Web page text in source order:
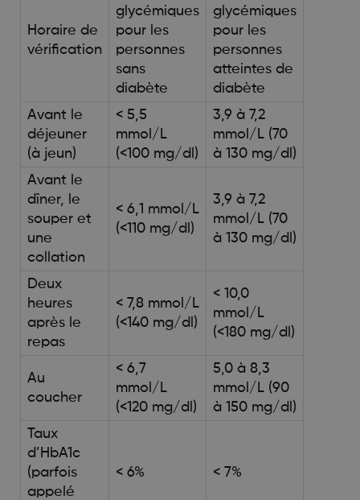
Horaire de
vérification
glycémiques
pour les
personnes
sans
diabète
glycémiques
pour les
personnes
atteintes de
diabète
Avant le
déjeuner
(à jeun)
< 5,5
mmol/L
(<100 mg/dl)
3,9 à 7,2
mmol/L (70
à 130 mg/dl)
Avant le
dîner, le
souper et
une
collation
< 6,1 mmol/L
(<110 mg/dl)
3,9 à 7,2
mmol/L (70
à 130 mg/dl)
Deux
heures
après le
repas
< 7,8 mmol/L
(<140 mg/dl)
< 10,0
mmol/L
(<180 mg/dl)
Au
coucher
< 6,7
mmol/L
(<120 mg/dl)
5,0 à 8,3
mmol/L (90
à 150 mg/dl)
Taux
d’HbA1c
(parfois
appelé
< 6% < 7%